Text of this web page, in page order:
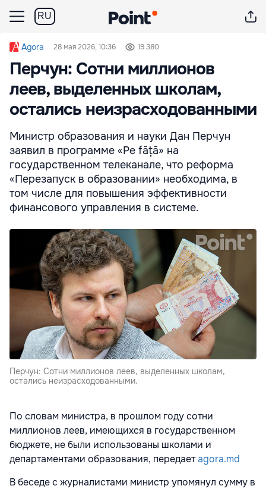
RU
Agora 28 мая 2026, 10:36 19 380
Перчун: Сотни миллионов
леев, выделенных школам,
остались неизрасходованными
Министр образования и науки Дан Перчун
заявил в программе «Pe făță» на
государственном телеканале, что реформа
«Перезапуск в образовании» необходима, в
том числе для повышения эффективности
финансового управления в системе.
Перчун: Сотни миллионов леев, выделенных школам,
остались неизрасходованными.
По словам министра, в прошлом году сотни
миллионов леев, имеющихся в государственном
бюджете, не были использованы школами и
департаментами образования, передаетagora.md
В беседе с журналистами министр упомянул сумму в